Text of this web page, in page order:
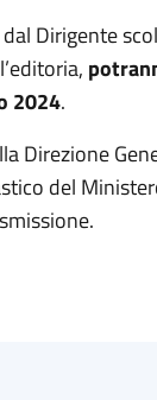
Dirigente
2024.
Direzione
del